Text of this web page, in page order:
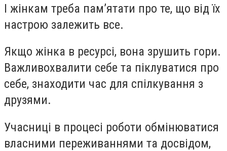
І жінкам треба пам’ятати про те, що від їх
настрою залежить все.
Якщо жінка в ресурсі, вона зрушить гори.
Важливохвалити себе та піклуватися про
себе, знаходити час для спілкування з
друзями.
Учасниці в процесі роботи обмінюватися
власними переживаннями та досвідом,